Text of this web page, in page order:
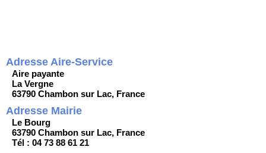
Adresse Aire-Service
Aire payante
La Vergne
63790 Chambon sur Lac, France
Adresse Mairie
Le Bourg
63790 Chambon sur Lac, France
Tél : 04 73 88 61 21